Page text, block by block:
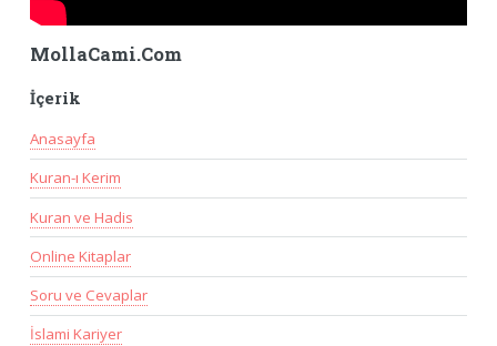
MollaCami.Com
İçerik
Anasayfa
Kuran-ı Kerim
Kuran ve Hadis
Online Kitaplar
Soru ve Cevaplar
İslami Kariyer